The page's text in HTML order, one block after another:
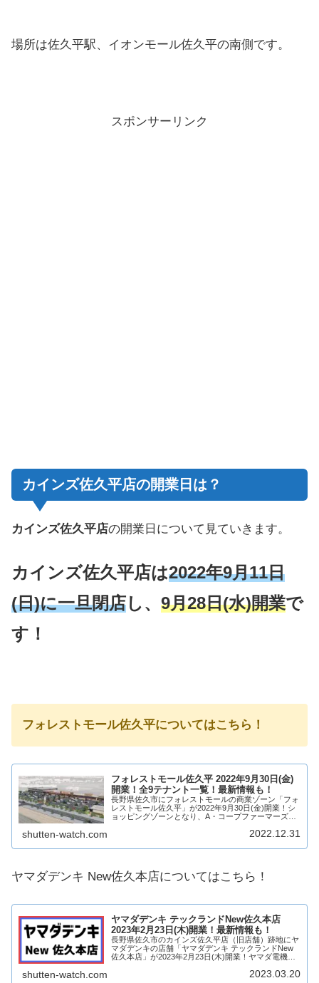
場所は佐久平駅、イオンモール佐久平の南側です。
スポンサーリンク
カインズ佐久平店の開業日は？
カインズ佐久平店の開業日について見ていきます。
カインズ佐久平店は2022年9月11日
(日)に一旦閉店し、 9月28日(水)開業で
す！
フォレストモール佐久平についてはこちら！
フォレストモール佐久平 2022年9月30日(金)
開業！全9テナント一覧！最新情報も！
長野県佐久市にフォレストモールの商業ゾーン「フォ
レストモール佐久平」が2022年9月30日(金)開業！シ
ョッピングゾーンとなり、A・コープファーマーズ佐
平がどのような商業施設になるのか、テナン...
shutten-watch.com 2022.12.31
ヤマダデンキ New佐久本店についてはこちら！
ヤマダデンキ テックランドNew佐久本店
2023年2月23日(木)開業！最新情報も！
長野県佐久市のカインズ佐久平店（旧店舗）跡地にヤ
マダデンキの店舗「ヤマダデンキ テックランドNew
佐久本店」が2023年2月23日(木)開業！ヤマダ電機の
移転！そんな、ヤマダデンキ テックラン...
shutten-watch.com 2023.03.20